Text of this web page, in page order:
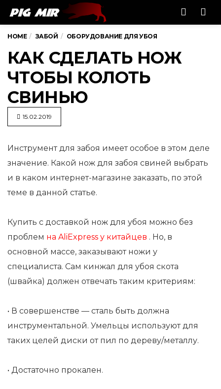
HOME ЗАБОЙ ОБОРУДОВАНИЕ ДЛЯ УБОЯ
КАК СДЕЛАТЬ НОЖ
ЧТОБЫ КОЛОТЬ
СВИНЬЮ
15.02.2019
Инструмент для забоя имеет особое в этом деле
значение. Какой нож для забоя свиней выбрать
и в каком интернет-магазине заказать, по этой
теме в данной статье.
Купить с доставкой нож для убоя можно без
проблем на AliExpress у китайцев . Но, в
основной массе, заказывают ножи у
специалиста. Сам кинжал для убоя скота
(швайка) должен отвечать таким критериям:
• В совершенстве — сталь быть должна
инструментальной. Умельцы используют для
таких целей диски от пил по дереву/металлу.
• Достаточно прокален.